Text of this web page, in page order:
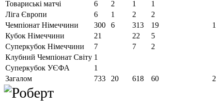
Товариські матчі 6 2 1
1
Ліга Європи
6 1 2
2
Чемпіонат Німеччини
300 6 313 19
1
Кубок Німеччини
21 22
5
Суперкубок Німеччини
7 7
2
Клубний Чемпіонат Світу 1
Суперкубок УЄФА
1
Загалом
733 20 618 60 2